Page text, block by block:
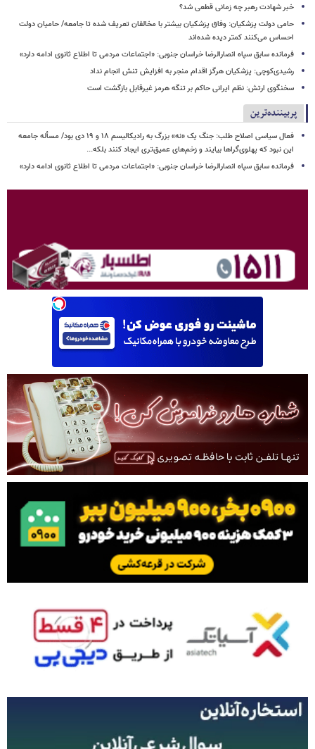
خبر شهادت رهبر چه زمانی قطعی شد؟
حامی دولت پزشکیان: وفاق پزشکیان بیشتر با مخالفان تعریف شده تا جامعه/ حامیان دولت
احساس می‌کنند کمتر دیده شده‌اند
فرمانده سابق سپاه انصارالرضا خراسان جنوبی: «اجتماعات مردمی تا اطلاع ثانوی ادامه دارد»
رشیدی‌کوچی: پزشکیان هرگز اقدام منجر به افزایش تنش انجام نداد
سخنگوی ارتش: نظم ایرانی حاکم بر تنگه هرمز غیرقابل بازگشت است
پربیننده‌ترین
فعال سیاسی اصلاح طلب: جنگ یک «نه» بزرگ به رادیکالیسم ۱۸ و ۱۹ دی بود/ مسأله جامعه
این نبود که پهلوی‌گراها بیایند و زخم‌های عمیق‌تری ایجاد کنند بلکه...
فرمانده سابق سپاه انصارالرضا خراسان جنوبی: «اجتماعات مردمی تا اطلاع ثانوی ادامه دارد»